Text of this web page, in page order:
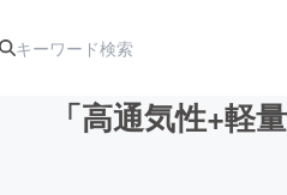
「高通気性+軽